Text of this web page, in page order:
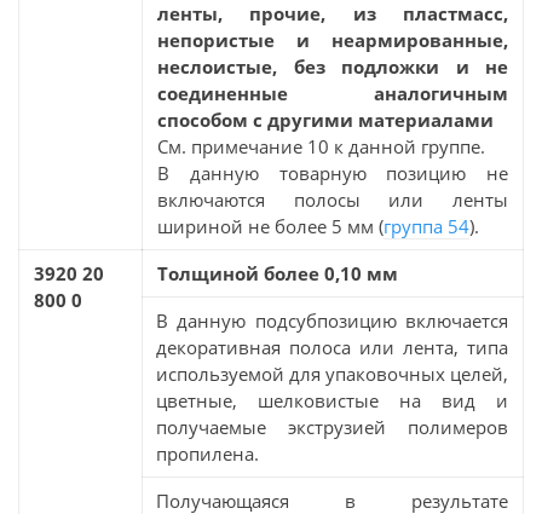
ленты, прочие, из пластмасс,
непористые и неармированные,
неслоистые, без подложки и не
соединенные аналогичным
способом с другими материалами
См. примечание 10 к данной группе.
В данную товарную позицию не
включаются полосы или ленты
шириной не более 5 мм (группа 54).
3920 20
800 0
Толщиной более 0,10 мм
В данную подсубпозицию включается
декоративная полоса или лента, типа
используемой для упаковочных целей,
цветные, шелковистые на вид и
получаемые экструзией полимеров
пропилена.
Получающаяся в результате